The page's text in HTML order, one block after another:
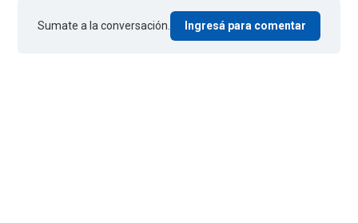
Sumate a la conversación. Ingresá para comentar